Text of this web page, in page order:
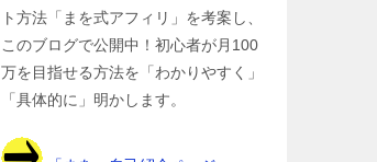
ト方法「まを式アフィリ」を考案し、
このブログで公開中！初心者が月100
万を目指せる方法を「わかりやすく」
「具体的に」明かします。